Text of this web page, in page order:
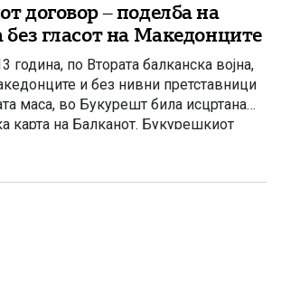
договор – поделба на
гласот на Македонците
година, по Втората балканска војна,
и без нивни претставници
маса, во Букурешт била исцртана
карта на Балканот. Букурешкиот
еден од најтешките настани во
соседните балкански држави, а